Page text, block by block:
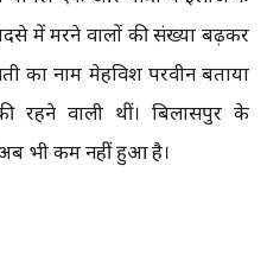
में मरने वालों की संख्या बढ़कर
का नाम मेहविश परवीन बताया
रहने वाली थीं। बिलासपुर के
अब भी कम नहीं हुआ है।